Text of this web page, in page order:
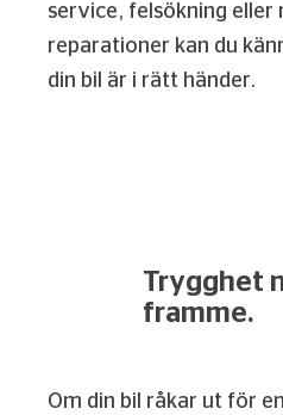
service, felsökning
reparationer kan du
din bil är i rätt händer.
Trygghet
framme.
Om din bil råkar ut för